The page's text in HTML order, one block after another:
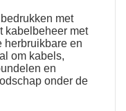
met
kabelbeheer met
herbruikbare en
om kabels,
en
onder de